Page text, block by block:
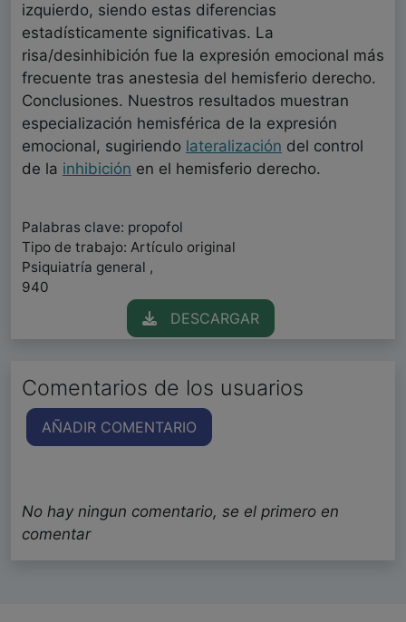
izquierdo, siendo estas diferencias
estadísticamente significativas. La
risa/desinhibición fue la expresión emocional más
frecuente tras anestesia del hemisferio derecho.
Conclusiones. Nuestros resultados muestran
especialización hemisférica de la expresión
emocional, sugiriendo lateralización del control
de la inhibición en el hemisferio derecho.
Palabras clave: propofol
Tipo de trabajo: Artículo original
Psiquiatría general ,
940
DESCARGAR
Comentarios de los usuarios
AÑADIR COMENTARIO
No hay ningun comentario, se el primero en
comentar